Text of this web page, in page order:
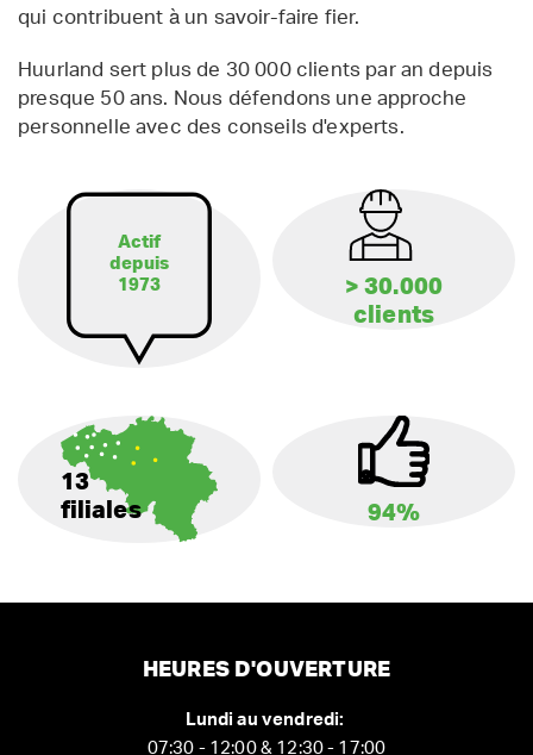
qui contribuent à un savoir-faire fier.
Huurland sert plus de 30 000 clients par an depuis
presque 50 ans. Nous défendons une approche
personnelle avec des conseils d'experts.
Actif
depuis
1973
> 30.000
clients
13
filiales
94%
HEURES D'OUVERTURE
Lundi au vendredi:
07:30 - 12:00 & 12:30 - 17:00